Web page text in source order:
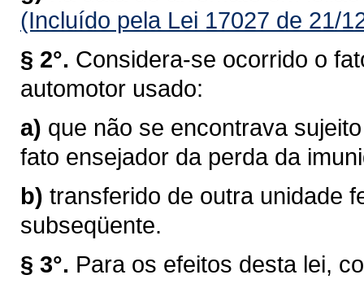
(Incluído pela Lei 17027 de 21/
§ 2°. Considera-se ocorrido o
automotor usado:
a) que não se encontrava
fato ensejador da perda da
b) transferido de outra unidade
subseqüente.
§ 3°. Para os efeitos desta lei,